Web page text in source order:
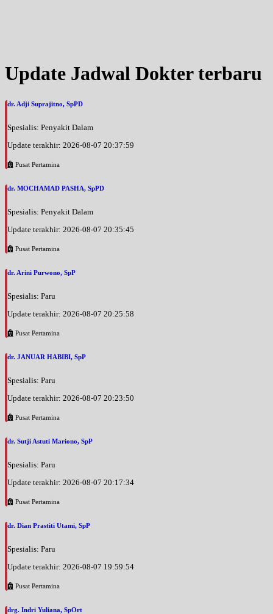
Update Jadwal Dokter terbaru
dr. Adji Suprajitno, SpPD
Spesialis: Penyakit Dalam
Update terakhir: 2026-08-07 20:37:59
Pusat Pertamina
dr. MOCHAMAD PASHA, SpPD
Spesialis: Penyakit Dalam
Update terakhir: 2026-08-07 20:35:45
Pusat Pertamina
dr. Arini Purwono, SpP
Spesialis: Paru
Update terakhir: 2026-08-07 20:25:58
Pusat Pertamina
dr. JANUAR HABIBI, SpP
Spesialis: Paru
Update terakhir: 2026-08-07 20:23:50
Pusat Pertamina
dr. Sutji Astuti Mariono, SpP
Spesialis: Paru
Update terakhir: 2026-08-07 20:17:34
Pusat Pertamina
dr. Dian Prastiti Utami, SpP
Spesialis: Paru
Update terakhir: 2026-08-07 19:59:54
Pusat Pertamina
drg. Indri Yuliana, SpOrt